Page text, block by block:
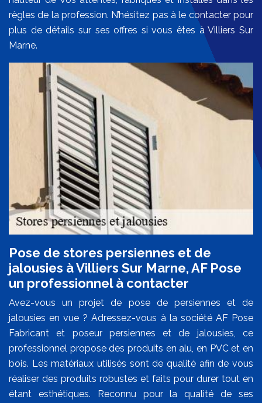
règles de la profession. N’hésitez pas à le contacter pour
plus de détails sur ses offres si vous êtes à Villiers Sur
Marne.
Pose de stores persiennes et de
jalousies à Villiers Sur Marne, AF Pose
un professionnel à contacter
Avez-vous un projet de pose de persiennes et de
jalousies en vue ? Adressez-vous à la société AF Pose
Fabricant et poseur persiennes et de jalousies, ce
professionnel propose des produits en alu, en PVC et en
bois. Les matériaux utilisés sont de qualité afin de vous
réaliser des produits robustes et faits pour durer tout en
étant esthétiques. Reconnu pour la qualité de ses